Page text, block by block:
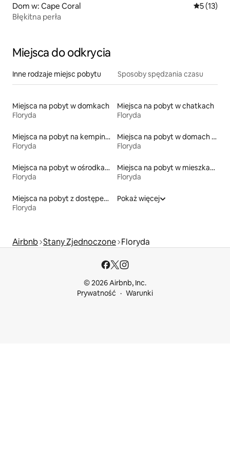
Dom w: Cape Coral Średnia
5 (13)
Błękitna perła
Miejsca do odkrycia
Inne rodzaje miejsc pobytu Sposoby spędzania czasu
Miejsca na pobyt w domkach
Floryda
Miejsca na pobyt w chatkach
Floryda
Miejsca na pobyt na kempingach
Floryda
Miejsca na pobyt w domach przy plaży
Floryda
Miejsca na pobyt w ośrodkach wypoczynkowych
Floryda
Miejsca na pobyt w mieszkaniach
Floryda
Miejsca na pobyt z dostępem do plaży
Floryda
Pokaż więcej
Airbnb Stany Zjednoczone Floryda
© 2026 Airbnb, Inc.
Prywatność
Warunki